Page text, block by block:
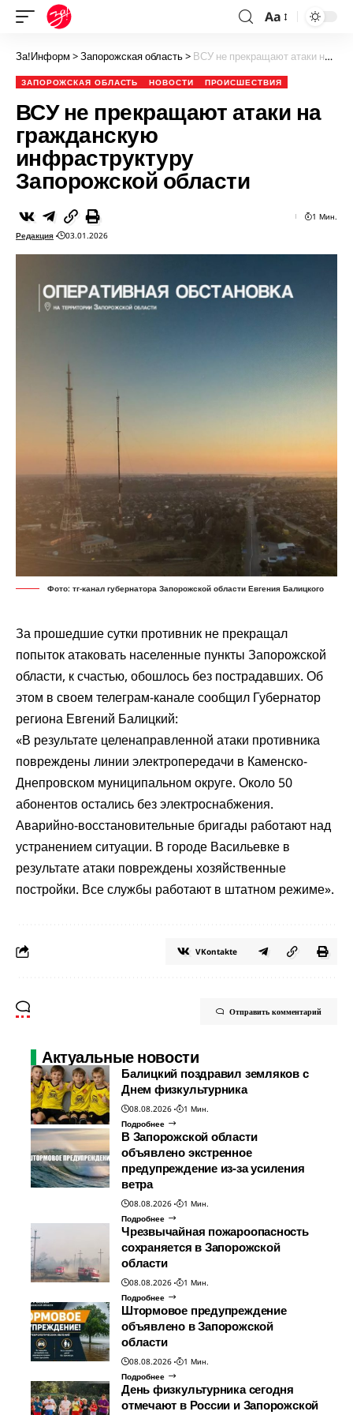
Aa
За!Информ >Запорожская область> ВСУ не прекращают атаки на гражданскую инфраструктуру Запорожской области
ЗАПОРОЖСКАЯ ОБЛАСТЬ НОВОСТИ ПРОИСШЕСТВИЯ
ВСУ не прекращают атаки на
гражданскую
инфраструктуру
Запорожской области
Редакция 03.01.2026
1 Мин.
Фото: тг-канал губернатора Запорожской области Евгения Балицкого
За прошедшие сутки противник не прекращал
попыток атаковать населенные пункты Запорожской
области, к счастью, обошлось без пострадавших. Об
этом в своем телеграм-канале сообщил Губернатор
региона Евгений Балицкий:
«В результате целенаправленной атаки противника
повреждены линии электропередачи в Каменско-
Днепровском муниципальном округе. Около 50
абонентов остались без электроснабжения.
Аварийно-восстановительные бригады работают над
устранением ситуации. В городе Васильевке в
результате атаки повреждены хозяйственные
постройки. Все службы работают в штатном режиме».
VKontakte
Отправить комментарий
Актуальные новости
Балицкий поздравил земляков с
Днем физкультурника
08.08.2026
1 Мин.
Подробнее
В Запорожской области
объявлено экстренное
предупреждение из-за усиления
ветра
08.08.2026
1 Мин.
Подробнее
Чрезвычайная пожароопасность
сохраняется в Запорожской
области
08.08.2026
1 Мин.
Подробнее
Штормовое предупреждение
объявлено в Запорожской
области
08.08.2026
1 Мин.
Подробнее
День физкультурника сегодня
отмечают в России и Запорожской